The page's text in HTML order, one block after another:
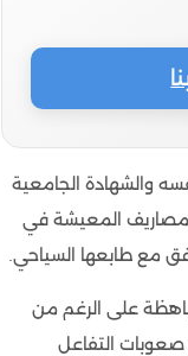
والشهادة الجامعية
مصاريف المعيشة في
مع طابعها السياحي.
على الرغم من
صعوبات التفاعل